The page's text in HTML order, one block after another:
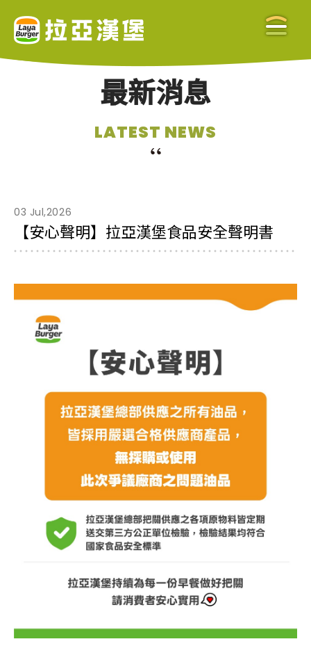
ABOUT US
門市查詢
NEWS
食品保證
CERTIFICATE
加盟夥伴專區
FRANCHISE
索取加盟計畫
CONTACT US
加入拉亞
JOIN US
最新消息
LATEST NEWS
03 Jul,2026
【安心聲明】拉亞漢堡食品安全聲明書